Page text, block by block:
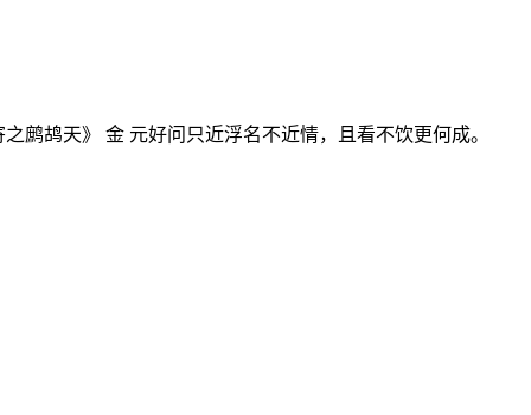
鸪天》 金 元好问只近浮名不近情，且看不饮更何成。